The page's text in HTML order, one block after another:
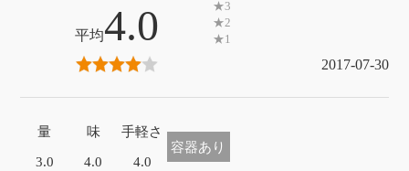
4.0
2017-07-30
量
3.0
味
4.0
手軽さ
4.0
容器あり